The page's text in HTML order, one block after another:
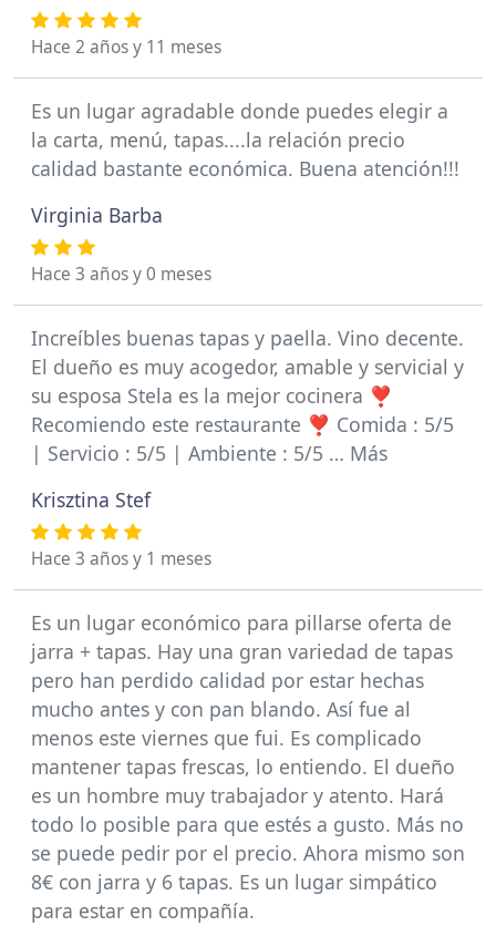
Hace 2 años y 11 meses
Es un lugar agradable donde puedes elegir a
la carta, menú, tapas....la relación precio
calidad bastante económica. Buena atención!!!
Virginia Barba
Hace 3 años y 0 meses
Increíbles buenas tapas y paella. Vino decente.
El dueño es muy acogedor, amable y servicial y
su esposa Stela es la mejor cocinera ❣️
Recomiendo este restaurante ❣️ Comida : 5/5
| Servicio : 5/5 | Ambiente : 5/5 … Más
Krisztina Stef
Hace 3 años y 1 meses
Es un lugar económico para pillarse oferta de
jarra + tapas. Hay una gran variedad de tapas
pero han perdido calidad por estar hechas
mucho antes y con pan blando. Así fue al
menos este viernes que fui. Es complicado
mantener tapas frescas, lo entiendo. El dueño
es un hombre muy trabajador y atento. Hará
todo lo posible para que estés a gusto. Más no
se puede pedir por el precio. Ahora mismo son
8€ con jarra y 6 tapas. Es un lugar simpático
para estar en compañía.